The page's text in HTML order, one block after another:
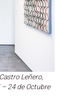
Leñero,
24 de Octubre